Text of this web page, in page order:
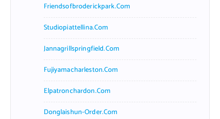
Friendsofbroderickpark.com
Studiopiattellina.com
Jannagrillspringfield.com
Fujiyamacharleston.com
Elpatronchardon.com
Donglaishun-Order.com